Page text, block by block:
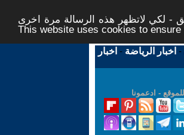
- لكي لاتظهر هذه الرسالة مرة اخرى -
This website uses cookies to
- اخبار الرياضة - اخبار
للموقع - ادعمونا